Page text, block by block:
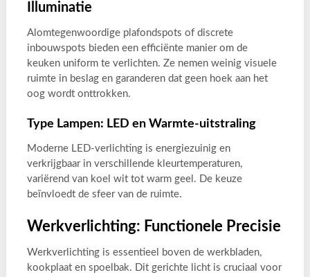
Illuminatie
Alomtegenwoordige plafondspots of discrete
inbouwspots bieden een efficiënte manier om de
keuken uniform te verlichten. Ze nemen weinig visuele
ruimte in beslag en garanderen dat geen hoek aan het
oog wordt onttrokken.
Type Lampen: LED en Warmte-uitstraling
Moderne LED-verlichting is energiezuinig en
verkrijgbaar in verschillende kleurtemperaturen,
variërend van koel wit tot warm geel. De keuze
beïnvloedt de sfeer van de ruimte.
Werkverlichting: Functionele Precisie
Werkverlichting is essentieel boven de werkbladen,
kookplaat en spoelbak. Dit gerichte licht is cruciaal voor